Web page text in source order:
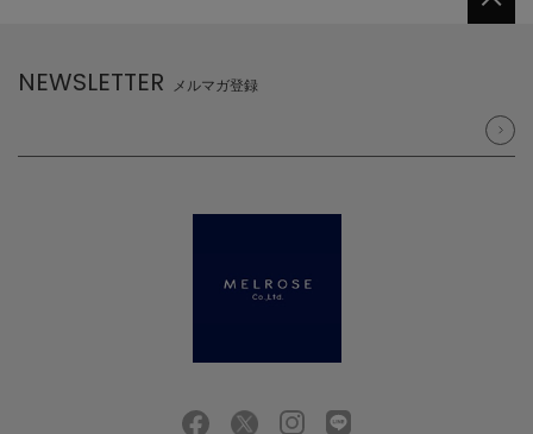
NEWSLETTER メルマガ登録